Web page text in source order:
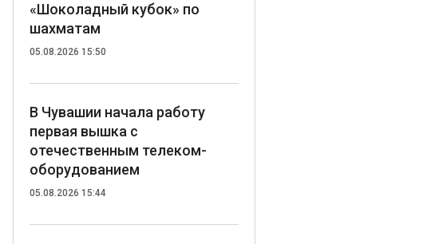
«Шоколадный кубок» по
шахматам
05.08.2026 15:50
В Чувашии начала работу
первая вышка с
отечественным телеком-
оборудованием
05.08.2026 15:44